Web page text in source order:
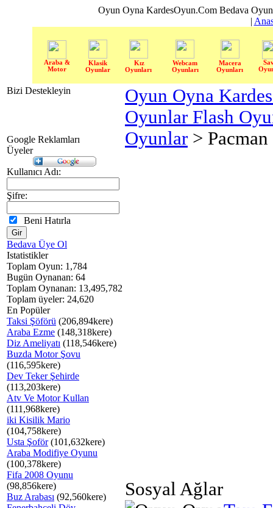
Oyun Oyna KardesOyun.Com Bedava
|
Araba &
Motor
Klasik
Oyunlar
Kız
Oyunları
Webcam
Oyunları
Macera
Oyunları
Bizi Destekleyin
Google Reklamları
Üyeler
Kullanıcı Adı:
Şifre:
Beni Hatırla
Bedava Üye Ol
Istatistikler
Toplam Oyun: 1,784
Bugün Oynanan: 64
Toplam Oynanan: 13,495,782
Toplam üyeler: 24,620
En Popüler
Taksi Şöförü (206,894kere)
Araba Ezme (148,318kere)
Diz Ameliyatı (118,546kere)
Buzda Motor Şovu
(116,595kere)
Dev Teker Şehirde
(113,203kere)
Atv Ve Motor Kullan
(111,968kere)
iki Kisilik Mario
(104,758kere)
Usta Şoför(101,632kere)
Araba Modifiye Oyunu
(100,378kere)
Fifa 2008 Oyunu
(98,856kere)
Buz Arabası (92,560kere)
Oyun Oyna
Oyunlar Flash
Oyunlar >
Sosyal Ağlar